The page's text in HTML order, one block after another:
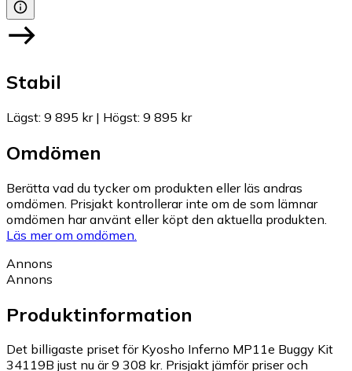
Stabil
Lägst: 9 895 kr| Högst: 9 895 kr
Omdömen
Berätta vad du tycker om produkten eller läs andras
omdömen. Prisjakt kontrollerar inte om de som lämnar
omdömen har använt eller köpt den aktuella produkten.
Läs mer om omdömen.
Annons
Annons
Produktinformation
Det billigaste priset för Kyosho Inferno MP11e Buggy Kit
34119B just nu är 9 308 kr. Prisjakt jämför priser och